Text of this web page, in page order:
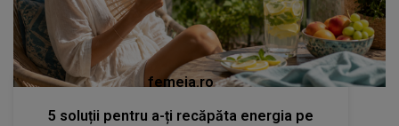
femeia.ro
5 soluții pentru a-ți recăpăta energia pe